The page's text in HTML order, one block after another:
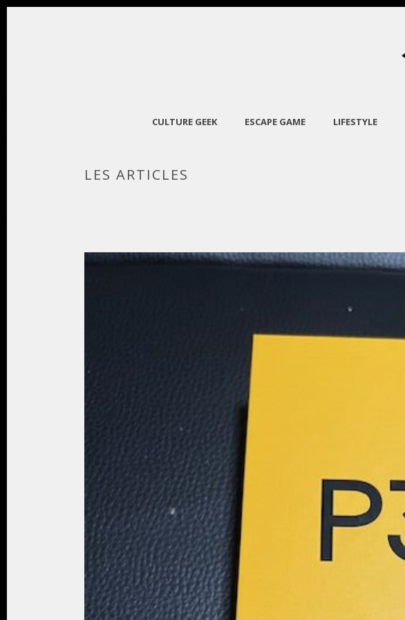
CULTURE GEEK ESCAPE GAME LIFESTYLE
LES ARTICLES